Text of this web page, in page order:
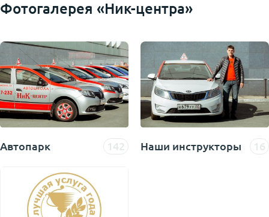
Фотогалерея «Ник-центра»
Автопарк 142 Наши инструкторы 16